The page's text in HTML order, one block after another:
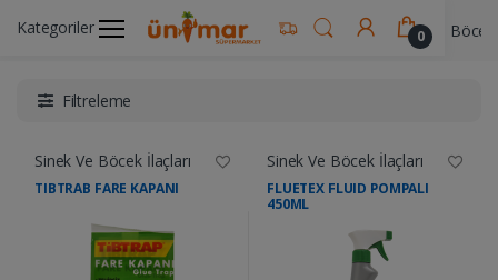
Kategoriler 0
Ünimar Anasayfa Temizlik Ürünleri Sinek Ve
Filtreleme
Sinek Ve Böcek İlaçları
TIBTRAB FARE KAPANI
Sinek Ve Böcek İlaçları
FLUETEX FLUID POMPALI
450ML